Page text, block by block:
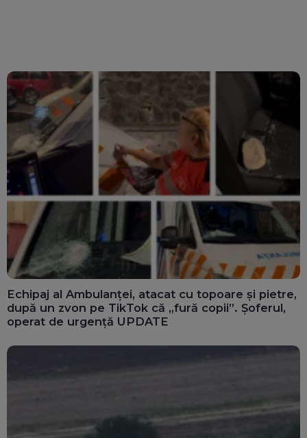
Echipaj al Ambulanței, atacat cu topoare și pietre,
după un zvon pe TikTok că „fură copii”. Șoferul,
operat de urgență UPDATE